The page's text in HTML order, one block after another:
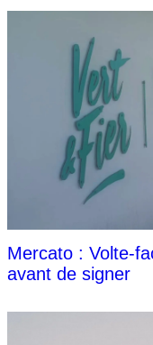
Mercato : Volte-
avant de signer